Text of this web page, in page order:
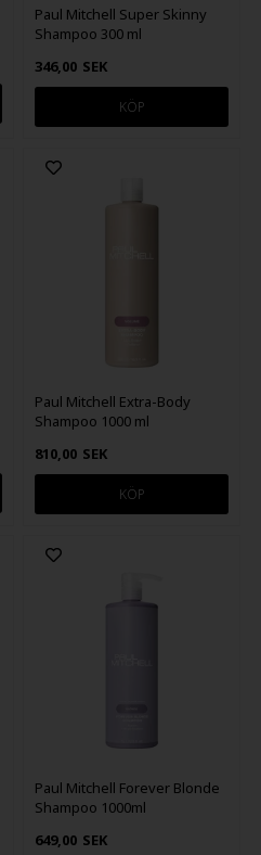
Paul Mitchell Super Skinny
Shampoo 300 ml
346,00 SEK
Paul Mitchell Extra-Body
Shampoo 1000 ml
810,00 SEK
Paul Mitchell Forever Blonde
Shampoo 1000ml
649,00 SEK